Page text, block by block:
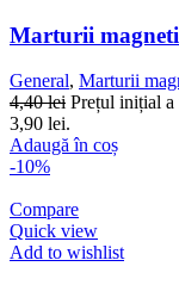
Marturii
General, Marturii
4,40lei Prețul inițial a
3,90 lei.
Adaugă în coș
-10%
Compare
Quick view
Add to wishlist